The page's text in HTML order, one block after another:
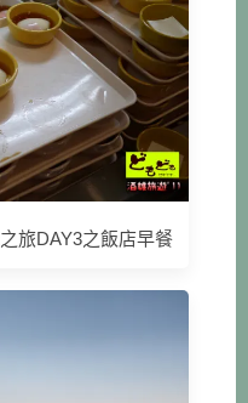
旅DAY3之飯店早餐